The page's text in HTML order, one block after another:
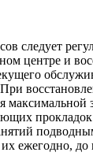
следует
центре и
максимальной
ежегодно, до